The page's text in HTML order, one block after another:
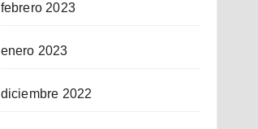
febrero 2023
enero 2023
diciembre 2022